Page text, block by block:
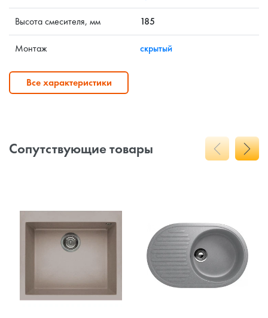
Высота смесителя, мм 185
Монтаж скрытый
Все характеристики
Сопутствующие товары